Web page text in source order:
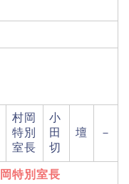
村岡
特別
室長
小
田
切
壇 －
特別室長